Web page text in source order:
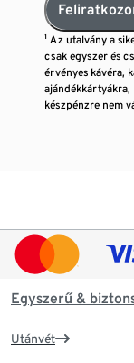
¹ Az utalvány a
csak egyszer és
érvényes kávéra,
ajándékkártyákra,
készpénzre nem
Egyszerű &
Utánvét